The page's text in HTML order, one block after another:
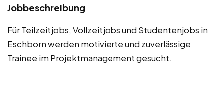
Jobbeschreibung
Für Teilzeitjobs, Vollzeitjobs und Studentenjobs in
Eschborn werden motivierte und zuverlässige
Trainee im Projektmanagement gesucht.